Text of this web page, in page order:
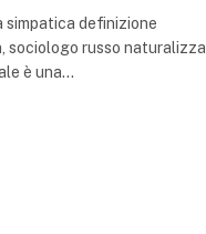
simpatica definizione
sociologo russo
è una…